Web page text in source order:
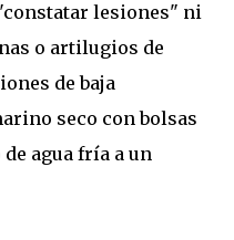
lesiones" ni
o artilugios de
de baja
seco con bolsas
agua fría a un